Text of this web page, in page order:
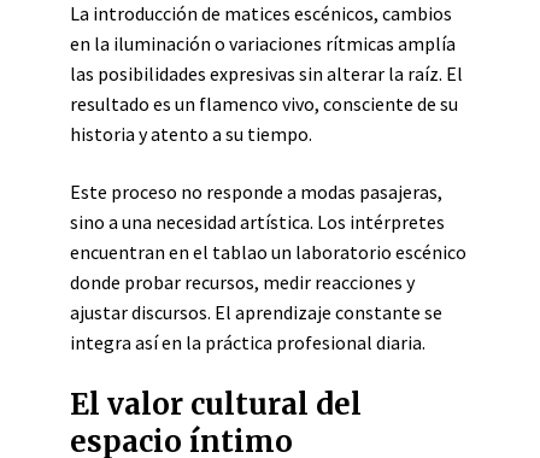
La introducción de matices escénicos, cambios
en la iluminación o variaciones rítmicas amplía
las posibilidades expresivas sin alterar la raíz. El
resultado es un flamenco vivo, consciente de su
historia y atento a su tiempo.
Este proceso no responde a modas pasajeras,
sino a una necesidad artística. Los intérpretes
encuentran en el tablao un laboratorio escénico
donde probar recursos, medir reacciones y
ajustar discursos. El aprendizaje constante se
integra así en la práctica profesional diaria.
El valor cultural del
espacio íntimo